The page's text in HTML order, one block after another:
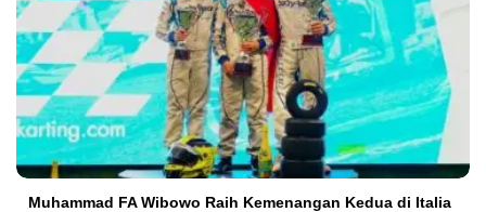
Muhammad FA Wibowo Raih Kemenangan Kedua di Italia